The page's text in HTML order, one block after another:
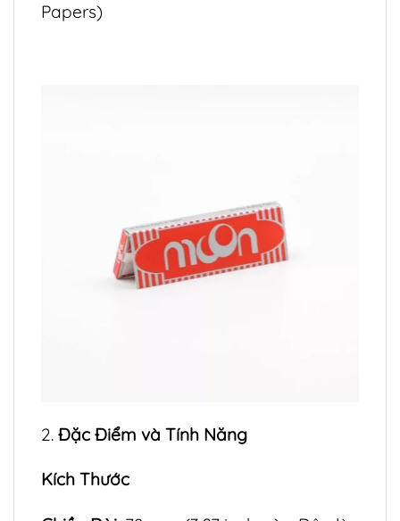
Papers)
2. Đặc Điểm và Tính Năng
Kích Thước